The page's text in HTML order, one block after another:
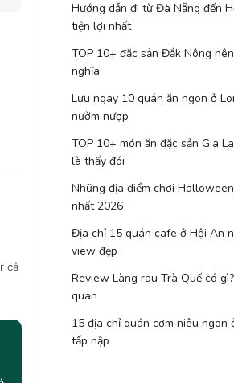
cả
Hướng dẫn đi từ Đà Nẵng đến
tiện lợi nhất
TOP 10+ đặc sản Đắk Nông
nghĩa
Lưu ngay 10 quán ăn ngon ở
nườm nượp
TOP 10+ món ăn đặc sản Gia
là thấy đói
Những địa điểm chơi
nhất 2026
Địa chỉ 15 quán cafe ở Hội An
view đẹp
Review Làng rau Trà Quế có
quan
15 địa chỉ quán cơm niêu ngon
tấp nập